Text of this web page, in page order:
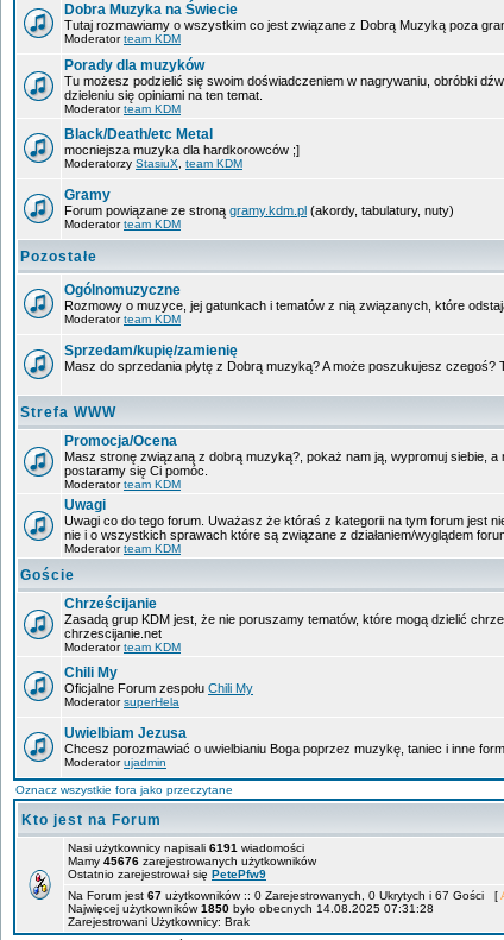
Dobra Muzyka na Świecie
Tutaj rozmawiamy o wszystkim co jest związane z Dobrą Muzyką poza
Moderatorteam KDM
Porady dla muzyków
Tu możesz podzielić się swoim doświadczeniem w nagrywaniu, obróbki
dzieleniu się opiniami na ten temat.
Moderatorteam KDM
Black/Death/etc Metal
mocniejsza muzyka dla hardkorowców ;]
Moderatorzy StasiuX team KDM
Gramy
Forum powiązane ze stroną gramy.kdm.pl (akordy, tabulatury, nuty)
Moderatorteam KDM
Pozostałe
Ogólnomuzyczne
Rozmowy o muzyce, jej gatunkach i tematów z nią związanych, które
Moderatorteam KDM
Sprzedam/kupię/zamienię
Masz do sprzedania płytę z Dobrą muzyką? A może poszukujesz czegoś?
Strefa WWW
Promocja/Ocena
Masz stronę związaną z dobrą muzyką?, pokaż nam ją, wypromuj siebie,
postaramy się Ci pomóc.
Moderatorteam KDM
Uwagi
Uwagi co do tego forum. Uważasz że któraś z kategorii na tym forum jest
nie i o wszystkich sprawach które są związane z działaniem/wyglądem
Moderatorteam KDM
Goście
Chrześcijanie
Zasadą grup KDM jest, że nie poruszamy tematów, które mogą dzielić
chrzescijanie.net
Moderatorteam KDM
Chili My
Oficjalne Forum zespołu Chili My
ModeratorsuperHela
Uwielbiam Jezusa
Chcesz porozmawiać o uwielbianiu Boga poprzez muzykę, taniec i inne
Moderatorujadmin
Oznacz wszystkie fora jako przeczytane
Kto jest na Forum
Nasi użytkownicy napisali 6191 wiadomości
Mamy 45676 zarejestrowanych użytkowników
Ostatnio zarejestrował się PetePfw9
Na Forum jest 67 użytkowników :: 0 Zarejestrowanych, 0 Ukrytych i 67 Gości [
Najwięcej użytkowników1850 było obecnych 14.08.2025 07:31:28
Zarejestrowani Użytkownicy: Brak